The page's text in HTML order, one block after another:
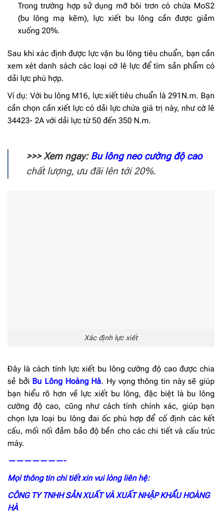
Trong trường hợp sử dụng mỡ bôi trơn có chứa MoS2
(bu lông mạ kẽm), lực xiết bu lông cần được giảm
xuống 20%.
Sau khi xác định được lực vặn bu lông tiêu chuẩn, bạn cần
xem xét danh sách các loại cờ lê lực để tìm sản phẩm có
dải lực phù hợp.
Ví dụ: Với bu lông M16, lực xiết tiêu chuẩn là 291N.m. Bạn
cần chọn cần xiết lực có dải lực chứa giá trị này, như cờ lê
34423- 2A với dải lực từ 50 đến 350 N.m.
>>> Xem ngay: Bu lông neo cường độ cao
chất lượng, ưu đãi lên tới 20%.
Xác định lực xiết
Đây là cách tính lực xiết bu lông cường độ cao được chia
sẻ bởi Bu Lông Hoàng Hà. Hy vọng thông tin này sẽ giúp
bạn hiểu rõ hơn về lực xiết bu lông, đặc biệt là bu lông
cường độ cao, cũng như cách tính chính xác, giúp bạn
chọn lựa loại bu lông đai ốc phù hợp để cố định các kết
cấu, mối nối đảm bảo độ bền cho các chi tiết và cấu trúc
máy.
———————-
Mọi thông tin chi tiết xin vui lòng liên hệ:
CÔNG TY TNHH SẢN XUẤT VÀ XUẤT NHẬP KHẨU HOÀNG
HÀ